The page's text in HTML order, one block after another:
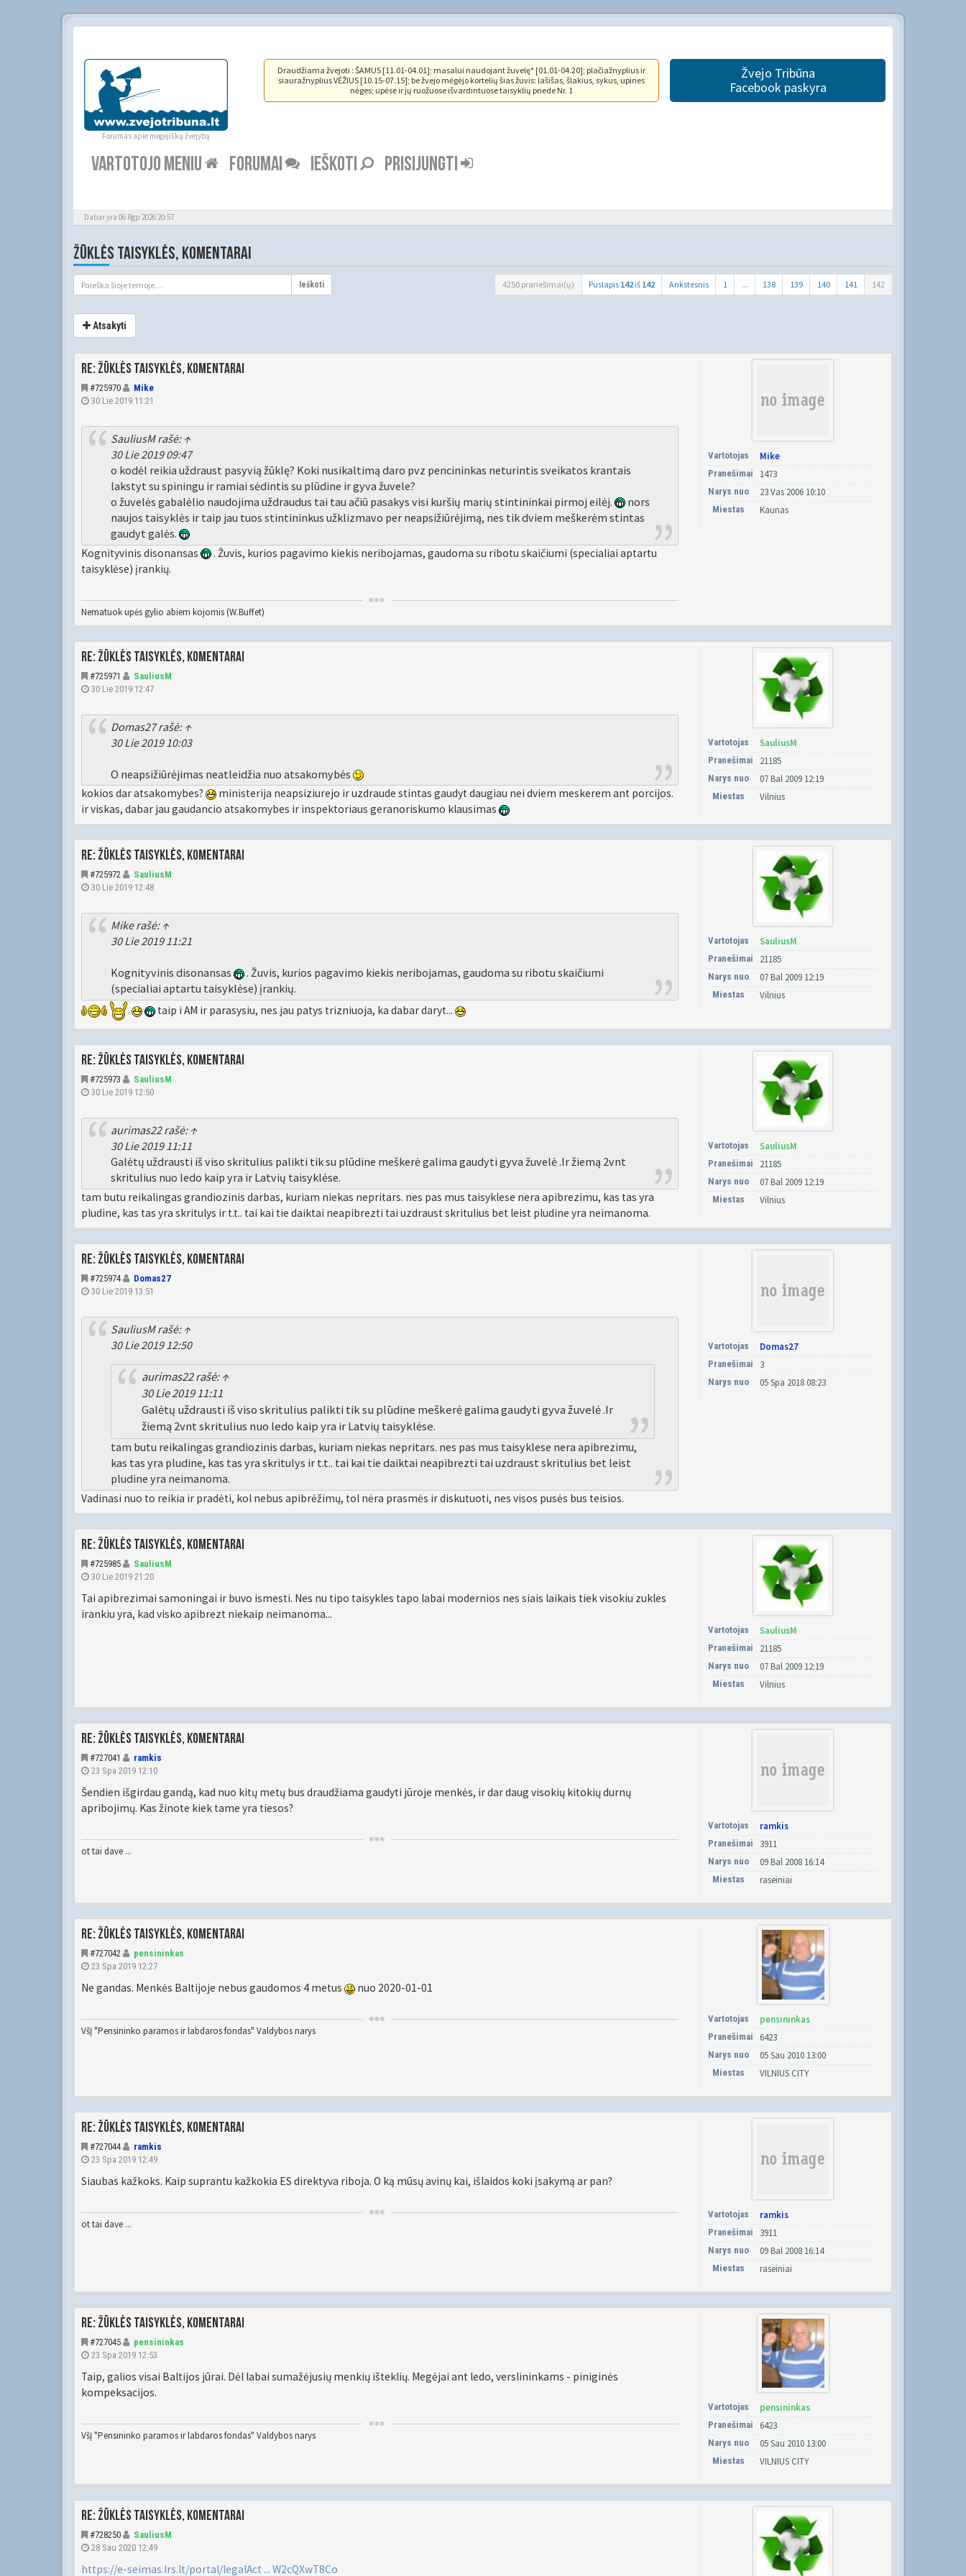
Forumas apie mėgėjišką žvejybą
Draudžiama žvejoti : ŠAMUS [11.01-04.01]; masalui naudojant žuvelę* [01.01-04.20]; plačiažnyplius ir
siauražnyplius VĖŽIUS [10.15-07.15]; be žvejo mėgėjo kortelių šias žuvis: lašišas, šlakius, sykus, upines
nėges; upėse ir jų ruožuose išvardintuose taisyklių priede Nr. 1
Žvejo Tribūna
Facebook paskyra
VARTOTOJO MENIU FORUMAI IEŠKOTI PRISIJUNGTI
Dabar yra 06 Rgp 2026 20:57
ŽŪKLĖS TAISYKLĖS, KOMENTARAI
Ieškoti 4250 pranešimai(ų) Puslapis 142 iš 142 Ankstesnis 1 ... 138 139 140 141 142
Atsakyti
Re: Žūklės taisyklės, komentarai
#725970
Mike
30 Lie 2019 11:21
SauliusMrašė: ↑
30 Lie 2019 09:47
o kodėl reikia uždraust pasyvią žūklę? Koki nusikaltimą daro pvz pencininkas neturintis sveikatos krantais
lakstyt su spiningu ir ramiai sėdintis su plūdine ir gyva žuvele?
o žuvelės gabalėlio naudojima uždraudus tai tau ačiū pasakys visi kuršių marių stintininkai pirmoj eilėj.
nors
naujos taisyklės ir taip jau tuos stintininkus užklizmavo per neapsižiūrėjimą, nes tik dviem meškerėm stintas
gaudyt galės.
Kognityvinis disonansas
. Žuvis, kurios pagavimo kiekis neribojamas, gaudoma su ribotu skaičiumi (specialiai aptartu
taisyklėse) įrankių.
Nematuok upės gylio abiem kojomis (W.Buffet)
Vartotojas Mike
Pranešimai 1473
Narys nuo 23 Vas 2006 10:10
Miestas Kaunas
Re: Žūklės taisyklės, komentarai
#725971
SauliusM
30 Lie 2019 12:47
Domas27rašė: ↑
30 Lie 2019 10:03
O neapsižiūrėjimas neatleidžia nuo atsakomybės
kokios dar atsakomybes?
ministerija neapsiziurejo ir uzdraude stintas gaudyt daugiau nei dviem meskerem ant porcijos.
ir viskas, dabar jau gaudancio atsakomybes ir inspektoriaus geranoriskumo klausimas
Vartotojas SauliusM
Pranešimai 21185
Narys nuo 07 Bal 2009 12:19
Miestas Vilnius
Re: Žūklės taisyklės, komentarai
#725972
SauliusM
30 Lie 2019 12:48
Mikerašė: ↑
30 Lie 2019 11:21
Kognityvinis disonansas
. Žuvis, kurios pagavimo kiekis neribojamas, gaudoma su ribotu skaičiumi
(specialiai aptartu taisyklėse) įrankių.
taip i AM ir parasysiu, nes jau patys trizniuoja, ka dabar daryt...
Vartotojas SauliusM
Pranešimai 21185
Narys nuo 07 Bal 2009 12:19
Miestas Vilnius
Re: Žūklės taisyklės, komentarai
#725973
SauliusM
30 Lie 2019 12:50
aurimas22rašė: ↑
30 Lie 2019 11:11
Galėtų uždrausti iš viso skritulius palikti tik su plūdine meškerė galima gaudyti gyva žuvelė .Ir žiemą 2vnt
skritulius nuo ledo kaip yra ir Latvių taisyklėse.
tam butu reikalingas grandiozinis darbas, kuriam niekas nepritars. nes pas mus taisyklese nera apibrezimu, kas tas yra
pludine, kas tas yra skritulys ir t.t.. tai kai tie daiktai neapibrezti tai uzdraust skritulius bet leist pludine yra neimanoma.
Vartotojas SauliusM
Pranešimai 21185
Narys nuo 07 Bal 2009 12:19
Miestas Vilnius
Re: Žūklės taisyklės, komentarai
#725974
Domas27
30 Lie 2019 13:51
SauliusMrašė: ↑
30 Lie 2019 12:50
aurimas22rašė:↑
30 Lie 2019 11:11
Galėtų uždrausti iš viso skritulius palikti tik su plūdine meškerė galima gaudyti gyva žuvelė .Ir
žiemą 2vnt skritulius nuo ledo kaip yra ir Latvių taisyklėse.
tam butu reikalingas grandiozinis darbas, kuriam niekas nepritars. nes pas mus taisyklese nera apibrezimu,
kas tas yra pludine, kas tas yra skritulys ir t.t.. tai kai tie daiktai neapibrezti tai uzdraust skritulius bet leist
pludine yra neimanoma.
Vadinasi nuo to reikia ir pradėti, kol nebus apibrėžimų, tol nėra prasmės ir diskutuoti, nes visos pusės bus teisios.
Vartotojas Domas27
Pranešimai 3
Narys nuo 05 Spa 2018 08:23
Re: Žūklės taisyklės, komentarai
#725985
SauliusM
30 Lie 2019 21:20
Tai apibrezimai samoningai ir buvo ismesti. Nes nu tipo taisykles tapo labai modernios nes siais laikais tiek visokiu zukles
irankiu yra, kad visko apibrezt niekaip neimanoma...
Vartotojas SauliusM
Pranešimai 21185
Narys nuo 07 Bal 2009 12:19
Miestas Vilnius
Re: Žūklės taisyklės, komentarai
#727041
ramkis
23 Spa 2019 12:10
Šendien išgirdau gandą, kad nuo kitų metų bus draudžiama gaudyti jūroje menkės, ir dar daug visokių kitokių durnų
apribojimų. Kas žinote kiek tame yra tiesos?
ot tai dave ...
Vartotojas ramkis
Pranešimai 3911
Narys nuo 09 Bal 2008 16:14
Miestas raseiniai
Re: Žūklės taisyklės, komentarai
#727042
pensininkas
23 Spa 2019 12:27
Ne gandas. Menkės Baltijoje nebus gaudomos 4 metus nuo 2020-01-01
VšĮ "Pensininko paramos ir labdaros fondas" Valdybos narys
Vartotojas pensininkas
Pranešimai 6423
Narys nuo 05 Sau 2010 13:00
Miestas VILNIUS CITY
Re: Žūklės taisyklės, komentarai
#727044
ramkis
23 Spa 2019 12:49
Siaubas kažkoks. Kaip suprantu kažkokia ES direktyva riboja. O ką mūsų avinų kai, išlaidos koki įsakymą ar pan?
ot tai dave ...
Vartotojas ramkis
Pranešimai 3911
Narys nuo 09 Bal 2008 16:14
Miestas raseiniai
Re: Žūklės taisyklės, komentarai
#727045
pensininkas
23 Spa 2019 12:53
Taip, galios visai Baltijos jūrai. Dėl labai sumažėjusių menkių išteklių. Megėjai ant ledo, verslininkams - piniginės
kompeksacijos.
VšĮ "Pensininko paramos ir labdaros fondas" Valdybos narys
Vartotojas pensininkas
Pranešimai 6423
Narys nuo 05 Sau 2010 13:00
Miestas VILNIUS CITY
Re: Žūklės taisyklės, komentarai
#728250
SauliusM
28 Sau 2020 12:49
https://e-seimas.lrs.lt/portal/legalAct ... W2cQXwT8Co